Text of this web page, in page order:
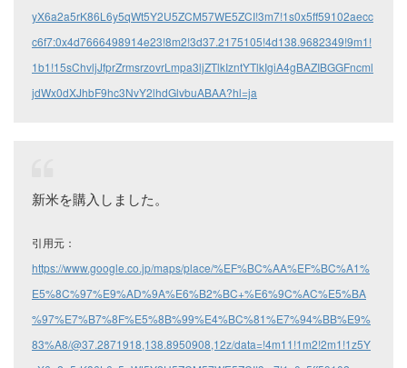
yX6a2a5rK86L6y5qWt5Y2U5ZCM57WE5ZCI!3m7!1s0x5ff59102aecc
c6f7:0x4d7666498914e23!8m2!3d37.2175105!4d138.9682349!9m1!
1b1!15sChvljJfprZrmsrzovrLmpa3ljZTlkIzntYTlkIgiA4gBAZIBGGFncml
jdWx0dXJhbF9hc3NvY2lhdGlvbuABAA?hl=ja
新米を購入しました。
引用元：
https://www.google.co.jp/maps/place/%EF%BC%AA%EF%BC%A1%
E5%8C%97%E9%AD%9A%E6%B2%BC+%E6%9C%AC%E5%BA
%97%E7%B7%8F%E5%8B%99%E4%BC%81%E7%94%BB%E9%
83%A8/@37.2871918,138.8950908,12z/data=!4m11!1m2!2m1!1z5Y